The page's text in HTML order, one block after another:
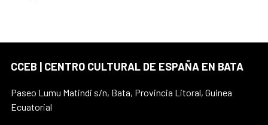
CCEB | CENTRO CULTURAL DE ESPAÑA EN BATA
Paseo Lumu Matindi s/n, Bata, Provincia Litoral, Guinea
Ecuatorial